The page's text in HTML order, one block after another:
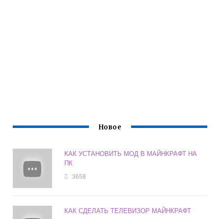
Новое
КАК УСТАНОВИТЬ МОД В МАЙНКРАФТ НА
ПК
3658
КАК СДЕЛАТЬ ТЕЛЕВИЗОР МАЙНКРАФТ